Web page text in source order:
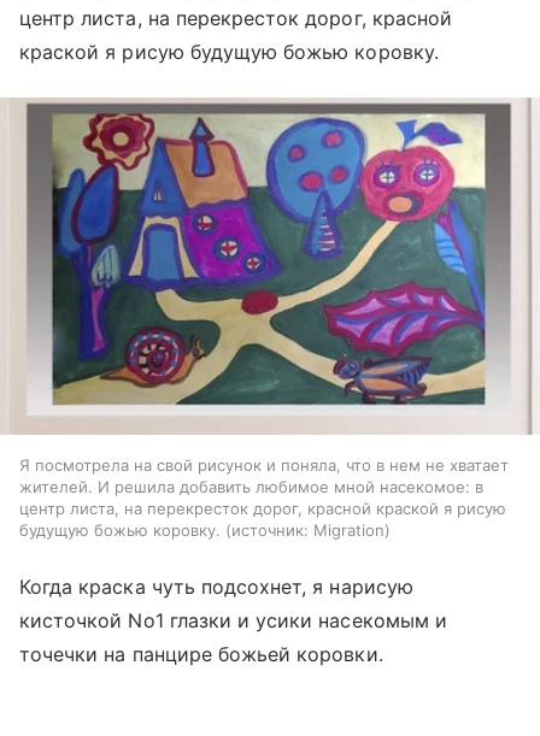
центр листа, на перекресток дорог, красной
краской я рисую будущую божью коровку.
Я посмотрела на свой рисунок и поняла, что в нем не хватает
жителей. И решила добавить любимое мной насекомое: в
центр листа, на перекресток дорог, красной краской я рисую
будущую божью коровку.
источник: Migration
Когда краска чуть подсохнет, я нарисую
кисточкой No1 глазки и усики насекомым и
точечки на панцире божьей коровки.